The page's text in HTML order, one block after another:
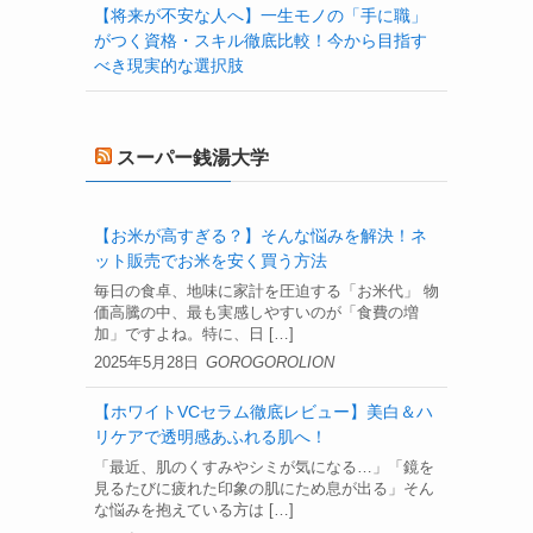
【将来が不安な人へ】一生モノの「手に職」
がつく資格・スキル徹底比較！今から目指す
べき現実的な選択肢
スーパー銭湯大学
【お米が高すぎる？】そんな悩みを解決！ネ
ット販売でお米を安く買う方法
2025年5月28日
毎日の食卓、地味に家計を圧迫する「お米代」 物
価高騰の中、最も実感しやすいのが「食費の増
加」ですよね。特に、日 […]
GOROGOROLION
【ホワイトVCセラム徹底レビュー】美白＆ハ
リケアで透明感あふれる肌へ！
「最近、肌のくすみやシミが気になる…」「鏡を
見るたびに疲れた印象の肌にため息が出る」そん
な悩みを抱えている方は […]